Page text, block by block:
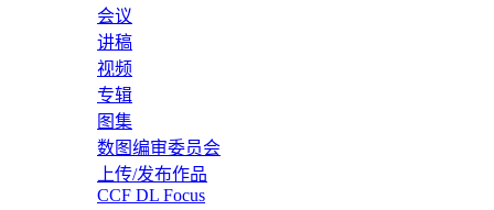
会议
讲稿
视频
专辑
图集
数图编审委员会
上传/发布作品
CCF DL Focus